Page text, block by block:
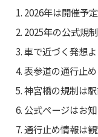
2026年は開催予
2025年の公式規
車で近づく発想
表参道の通行止
神宮橋の規制は
公式ページはお
通行止め情報は